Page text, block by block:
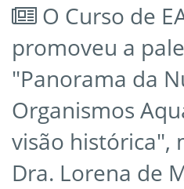
O Curso de
promoveu a
"Panorama da
Organismos
visão histórica",
Dra. Lorena de